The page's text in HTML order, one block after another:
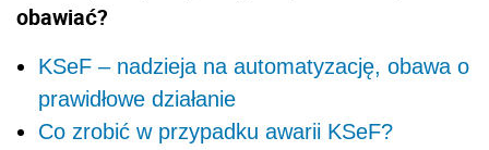
obawiać?
KSeF – nadzieja na automatyzację, obawa o
prawidłowe działanie
Co zrobić w przypadku awarii KSeF?